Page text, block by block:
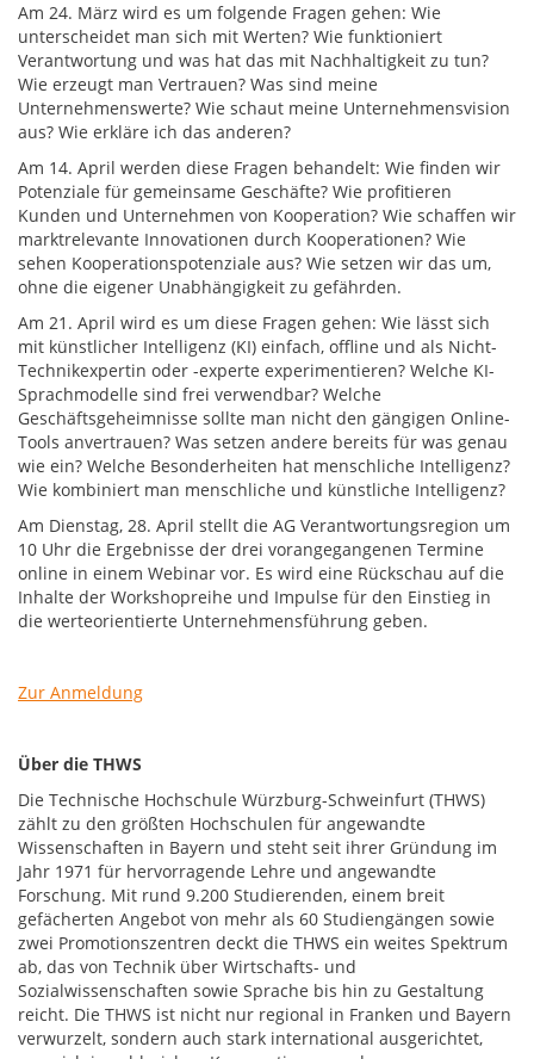
Am 24. März wird es um folgende Fragen gehen: Wie
unterscheidet man sich mit Werten? Wie funktioniert
Verantwortung und was hat das mit Nachhaltigkeit zu tun?
Wie erzeugt man Vertrauen? Was sind meine
Unternehmenswerte? Wie schaut meine Unternehmensvision
aus? Wie erkläre ich das anderen?
Am 14. April werden diese Fragen behandelt: Wie finden wir
Potenziale für gemeinsame Geschäfte? Wie profitieren
Kunden und Unternehmen von Kooperation? Wie schaffen wir
marktrelevante Innovationen durch Kooperationen? Wie
sehen Kooperationspotenziale aus? Wie setzen wir das um,
ohne die eigener Unabhängigkeit zu gefährden.
Am 21. April wird es um diese Fragen gehen: Wie lässt sich
mit künstlicher Intelligenz (KI) einfach, offline und als Nicht-
Technikexpertin oder -experte experimentieren? Welche KI-
Sprachmodelle sind frei verwendbar? Welche
Geschäftsgeheimnisse sollte man nicht den gängigen Online-
Tools anvertrauen? Was setzen andere bereits für was genau
wie ein? Welche Besonderheiten hat menschliche Intelligenz?
Wie kombiniert man menschliche und künstliche Intelligenz?
Am Dienstag, 28. April stellt die AG Verantwortungsregion um
10 Uhr die Ergebnisse der drei vorangegangenen Termine
online in einem Webinar vor. Es wird eine Rückschau auf die
Inhalte der Workshopreihe und Impulse für den Einstieg in
die werteorientierte Unternehmensführung geben.
Zur Anmeldung
Über die THWS
Die Technische Hochschule Würzburg-Schweinfurt (THWS)
zählt zu den größten Hochschulen für angewandte
Wissenschaften in Bayern und steht seit ihrer Gründung im
Jahr 1971 für hervorragende Lehre und angewandte
Forschung. Mit rund 9.200 Studierenden, einem breit
gefächerten Angebot von mehr als 60 Studiengängen sowie
zwei Promotionszentren deckt die THWS ein weites Spektrum
ab, das von Technik über Wirtschafts- und
Sozialwissenschaften sowie Sprache bis hin zu Gestaltung
reicht. Die THWS ist nicht nur regional in Franken und Bayern
verwurzelt, sondern auch stark international ausgerichtet,